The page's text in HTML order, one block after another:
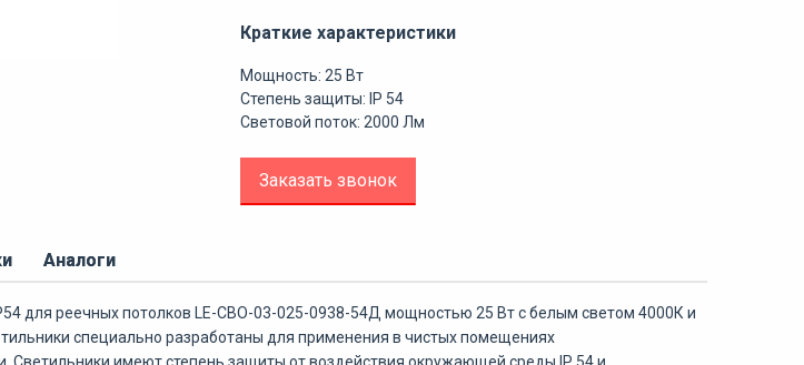
Краткие характеристики
Мощность: 25 Вт
Степень защиты: IP 54
Световой поток: 2000 Лм
Заказать звонок
Аналоги
для реечных потолков LE-СВО-03-025-0938-54Д мощностью 25 Вт с белым светом 4000К и
специально разработаны для применения в чистых помещениях